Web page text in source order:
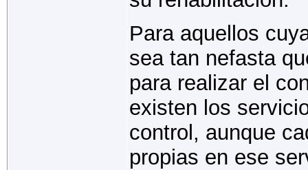
Para aquellos
sea tan nefasta
para realizar el
existen los
control, aunque
propias en ese